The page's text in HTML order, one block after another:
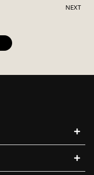
NEXT